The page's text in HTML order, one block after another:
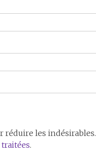
réduire les indésirables.
.